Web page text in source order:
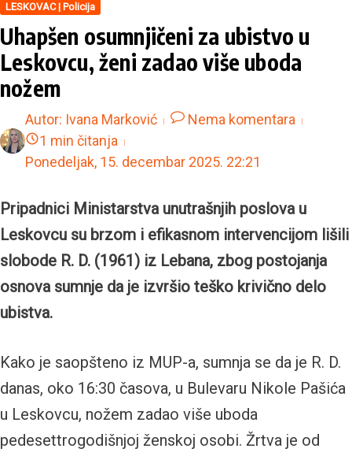
LESKOVAC | Policija
Uhapšen osumnjičeni za ubistvo u
Leskovcu, ženi zadao više uboda
nožem
Autor: Ivana Marković
Nema komentara
1 min čitanja
Ponedeljak, 15. decembar 2025. 22:21
Pripadnici Ministarstva unutrašnjih poslova u
Leskovcu su brzom i efikasnom intervencijom lišili
slobode R. D. (1961) iz Lebana, zbog postojanja
osnova sumnje da je izvršio teško krivično delo
ubistva.
Kako je saopšteno iz MUP-a, sumnja se da je R. D.
danas, oko 16:30 časova, u Bulevaru Nikole Pašića
u Leskovcu, nožem zadao više uboda
pedesettrogodišnjoj ženskoj osobi. Žrtva je od